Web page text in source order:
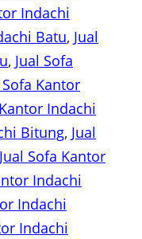
Indachi
Batu, Jual
, Jual Sofa
Sofa Kantor
Indachi
Bitung, Jual
Jual Sofa Kantor
Indachi
Indachi
Indachi